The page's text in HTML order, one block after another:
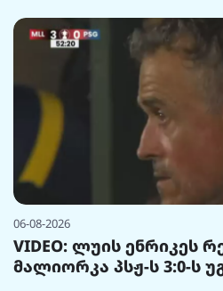
06-08-2026
VIDEO: ლუის ენრიკეს
მალიორკა პსჟ-ს 3:0-ს